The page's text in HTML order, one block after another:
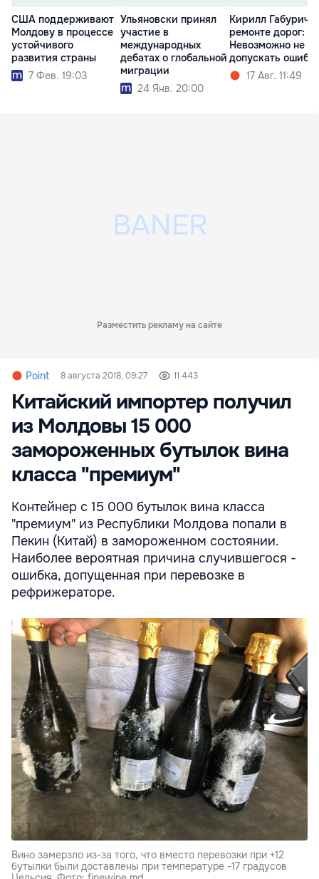
США поддерживают
Молдову в процессе
устойчивого
развития страны
7 Фев. 19:03
Ульяновски принял
участие в
международных
дебатах о глобальной
миграции
24 Янв. 20:00
Кирилл Габурич о
ремонте дорог:
Невозможно не
допускать
17 Авг. 11:49
Разместить рекламу на сайте
Point 8 августа 2018, 09:27 11 443
Китайский импортер получил
из Молдовы 15 000
замороженных бутылок вина
класса "премиум"
Контейнер с 15 000 бутылок вина класса
"премиум" из Республики Молдова попали в
Пекин (Китай) в замороженном состоянии.
Наиболее вероятная причина случившегося -
ошибка, допущенная при перевозке в
рефрижераторе.
Вино замерзло из-за того, что вместо перевозки при +12
бутылки были доставлены при температуре -17 градусов